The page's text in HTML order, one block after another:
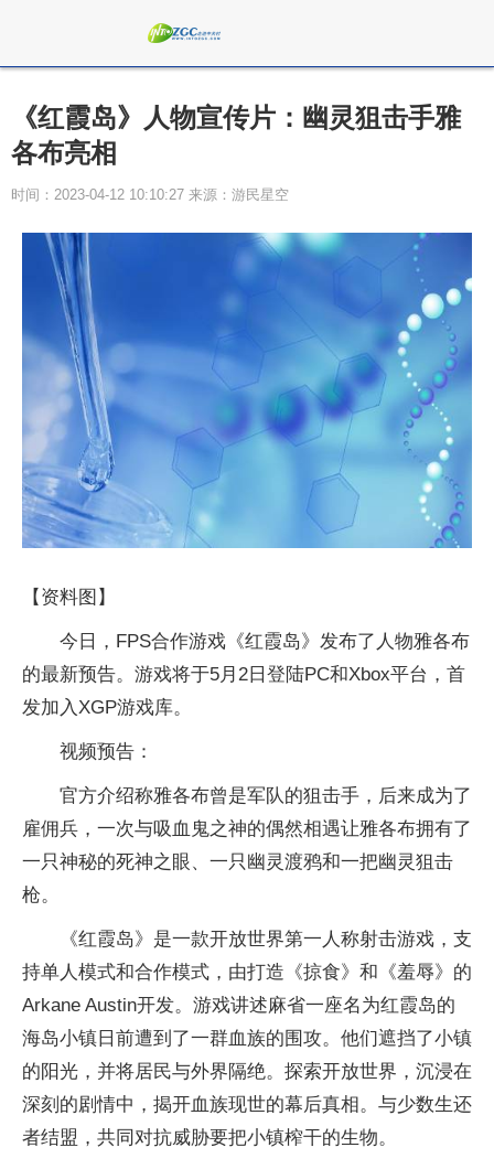
《红霞岛》人物宣传片：幽灵狙击手雅
各布亮相
时间：2023-04-12 10:10:27 来源：游民星空
【资料图】
今日，FPS合作游戏《红霞岛》发布了人物雅各布
的最新预告。游戏将于5月2日登陆PC和Xbox平台，首
发加入XGP游戏库。
视频预告：
官方介绍称雅各布曾是军队的狙击手，后来成为了
雇佣兵，一次与吸血鬼之神的偶然相遇让雅各布拥有了
一只神秘的死神之眼、一只幽灵渡鸦和一把幽灵狙击
枪。
《红霞岛》是一款开放世界第一人称射击游戏，支
持单人模式和合作模式，由打造《掠食》和《羞辱》的
Arkane Austin开发。游戏讲述麻省一座名为红霞岛的
海岛小镇日前遭到了一群血族的围攻。他们遮挡了小镇
的阳光，并将居民与外界隔绝。探索开放世界，沉浸在
深刻的剧情中，揭开血族现世的幕后真相。与少数生还
者结盟，共同对抗威胁要把小镇榨干的生物。